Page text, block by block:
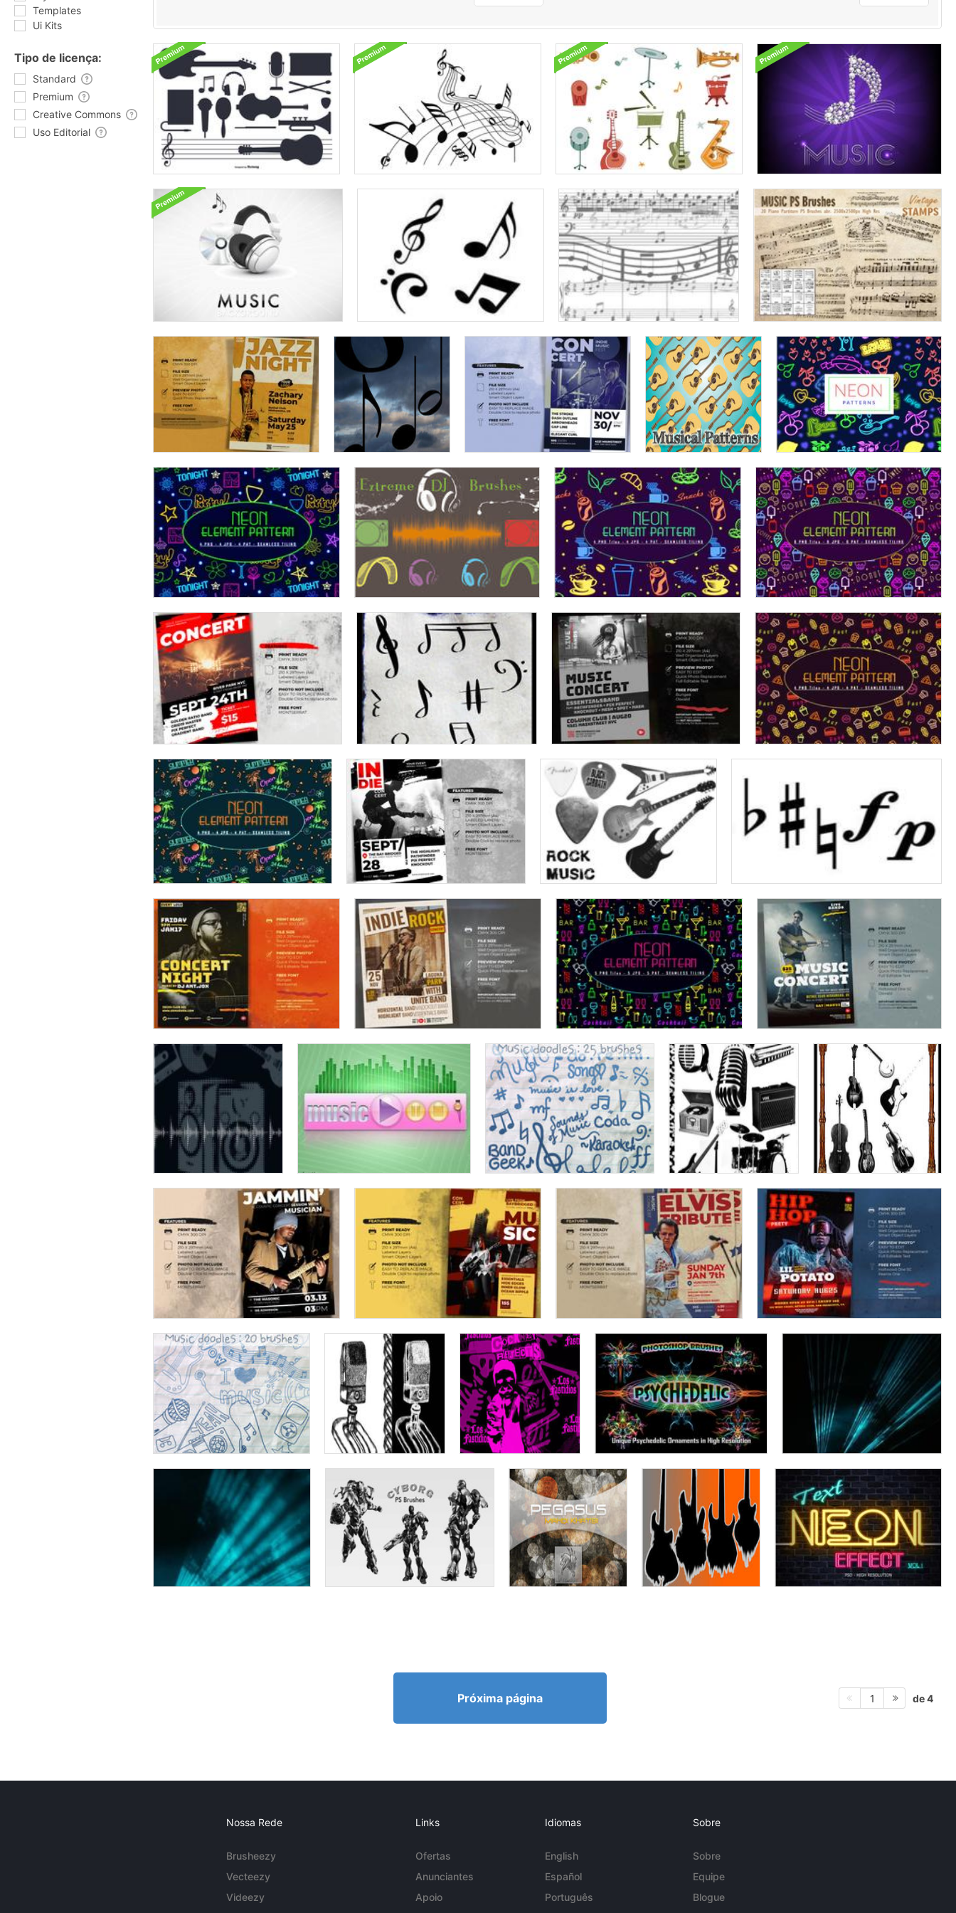
Templates
Ui Kits
Tipo de licença:
Standard
Premium
Creative Commons
Uso Editorial
Próxima página 1 de 4
Nossa Rede
Brusheezy
Vecteezy
Videezy
Links
Ofertas
Anunciantes
Apoio
Idiomas
English
Español
Português
Sobre
Sobre
Equipe
Blogue